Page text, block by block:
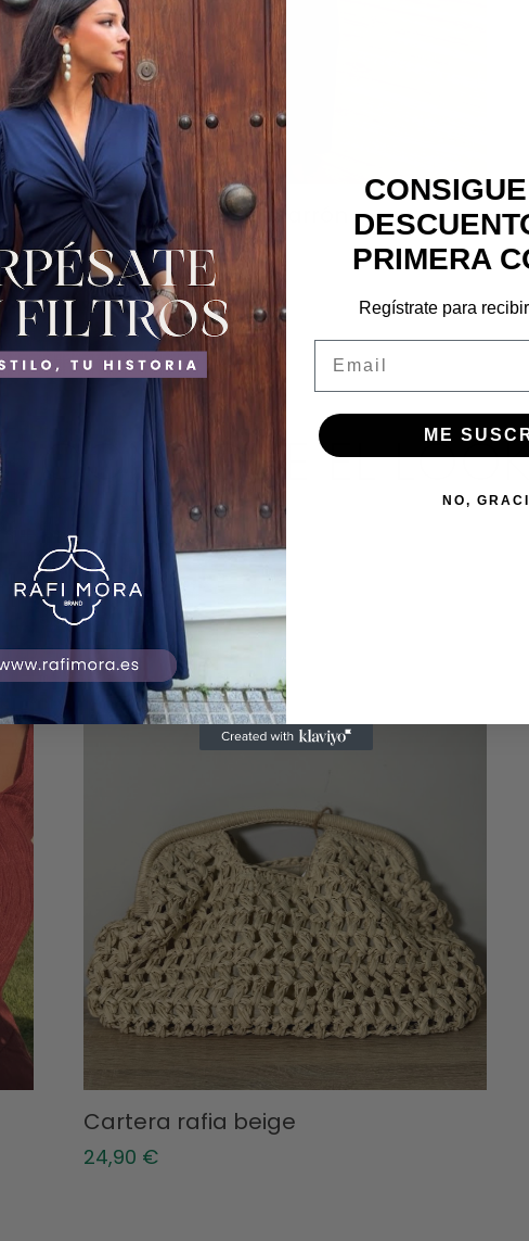
Camisa Victoria marrón
19,90€
CONSIGUE EL
Cartera rafia beige
24,90 €
PRIMERA
Regístrate para
ME
NO,